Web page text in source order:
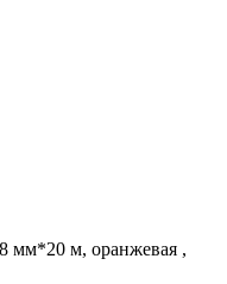
мм*20 м, оранжевая ,